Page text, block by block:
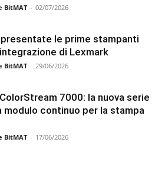
BitMAT - 02/07/2026
le prime stampanti
di Lexmark
BitMAT - 29/06/2026
7000: la nuova serie
modulo continuo per la stampa
BitMAT - 17/06/2026